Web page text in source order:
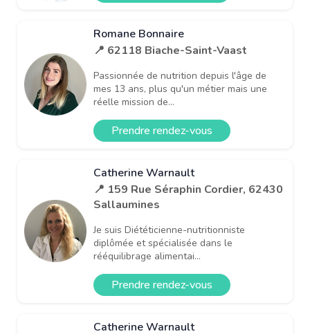
Romane Bonnaire
📍 62118 Biache-Saint-Vaast
Passionnée de nutrition depuis l'âge de
mes 13 ans, plus qu'un métier mais une
réelle mission de...
Prendre rendez-vous
Catherine Warnault
📍 159 Rue Séraphin Cordier, 62430
Sallaumines
Je suis Diététicienne-nutritionniste
diplômée et spécialisée dans le
rééquilibrage alimentai...
Prendre rendez-vous
Catherine Warnault